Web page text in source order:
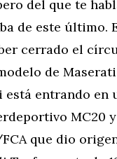
del que te
de este último.
cerrado el
de
está entrando en
MC20
que dio